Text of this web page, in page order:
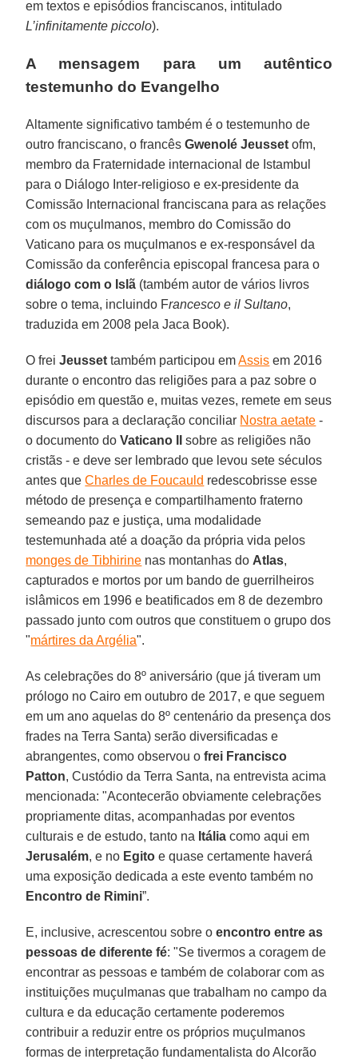
em textos e episódios franciscanos, intitulado
L’infinitamente piccolo).
A mensagem para um autêntico
testemunho do Evangelho
Altamente significativo também é o testemunho de
outro franciscano, o francêsGwenolé Jeusset ofm,
membro da Fraternidade internacional de Istambul
para o Diálogo Inter-religioso e ex-presidente da
Comissão Internacional franciscana para as relações
com os muçulmanos, membro do Comissão do
Vaticano para os muçulmanos e ex-responsável da
Comissão da conferência episcopal francesa para o
diálogo com o Islã (também autor de vários livros
sobre o tema, incluindo Francesco e il Sultano,
traduzida em 2008 pela Jaca Book).
O freiJeusset também participou emAssis em 2016
durante o encontro das religiões para a paz sobre o
episódio em questão e, muitas vezes, remete em seus
discursos para a declaração conciliar Nostra aetate -
o documento do Vaticano II
sobre as religiões não
cristãs - e deve ser lembrado que levou sete séculos
antes queCharles de Foucauld redescobrisse esse
método de presença e compartilhamento fraterno
semeando paz e justiça, uma modalidade
testemunhada até a doação da própria vida pelos
monges de Tibhirine nas montanhas do Atlas,
capturados e mortos por um bando de guerrilheiros
islâmicos em 1996 e beatificados em 8 de dezembro
passado junto com outros que constituem o grupo dos
"mártires da Argélia".
As celebrações do 8º aniversário (que já tiveram um
prólogo no Cairo em outubro de 2017, e que seguem
em um ano aquelas do 8º centenário da presença dos
frades na Terra Santa) serão diversificadas e
abrangentes, como observou o frei Francisco
Patton, Custódio da Terra Santa, na entrevista acima
mencionada: "Acontecerão obviamente celebrações
propriamente ditas, acompanhadas por eventos
culturais e de estudo, tanto na Itália como aqui em
Jerusalém, e no Egito e quase certamente haverá
uma exposição dedicada a este evento também no
Encontro de Rimini”.
E, inclusive, acrescentou sobre oencontro entre as
pessoas de diferente fé: "Se tivermos a coragem de
encontrar as pessoas e também de colaborar com as
instituições muçulmanas que trabalham no campo da
cultura e da educação certamente poderemos
contribuir a reduzir entre os próprios muçulmanos
formas de interpretação fundamentalista do Alcorão